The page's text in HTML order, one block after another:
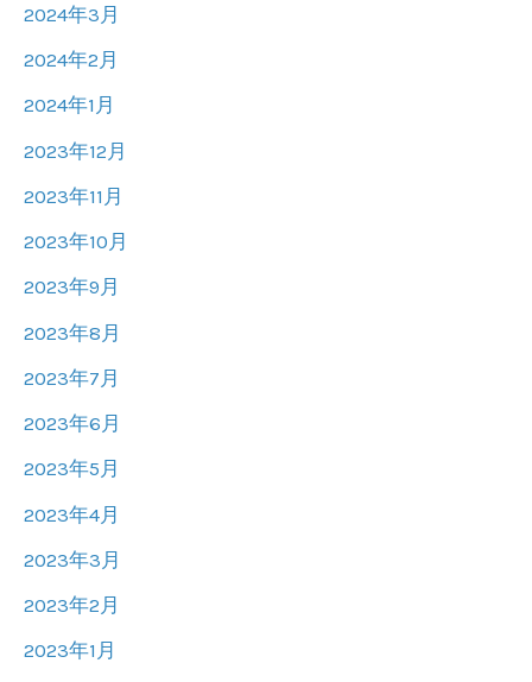
2024年3月
2024年2月
2024年1月
2023年12月
2023年11月
2023年10月
2023年9月
2023年8月
2023年7月
2023年6月
2023年5月
2023年4月
2023年3月
2023年2月
2023年1月